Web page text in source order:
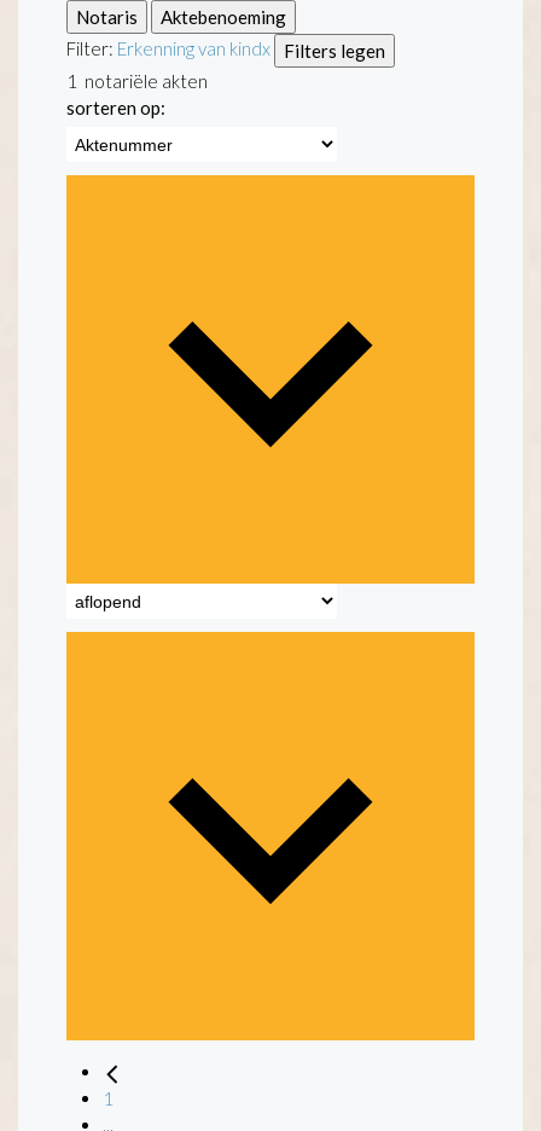
Notaris
Aktebenoeming
Filter: Erkenning van kindx
Filters legen
1 notariële akten
sorteren op:
1